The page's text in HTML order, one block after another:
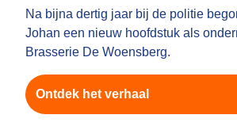
Na bijna dertig jaar bij de politie
Johan een nieuw hoofdstuk als
Brasserie De Woensberg.
Ontdek het verhaal